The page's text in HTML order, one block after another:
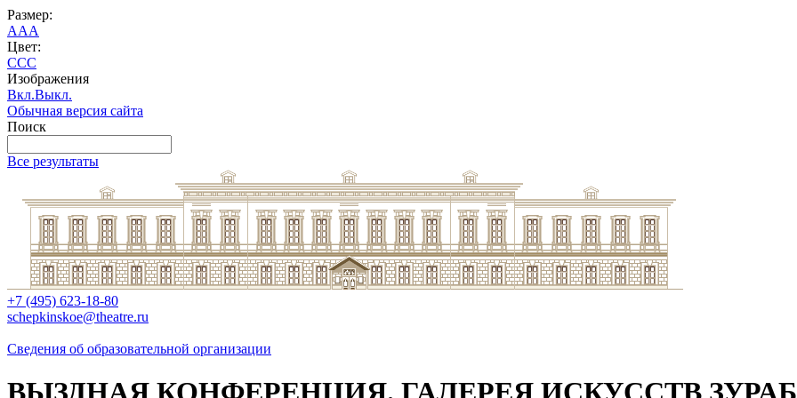
Размер:
AAA
Цвет:
CCC
Изображения
Вкл.Выкл.
Обычная версия сайта
Поиск
Все результаты
+7 (495) 623-18-80
schepkinskoe@theatre.ru
Сведения об образовательной организации